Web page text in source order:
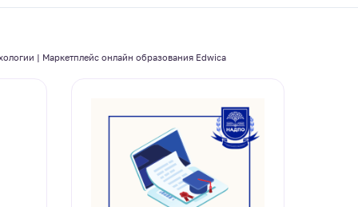
| Маркетплейс онлайн образования Edwica